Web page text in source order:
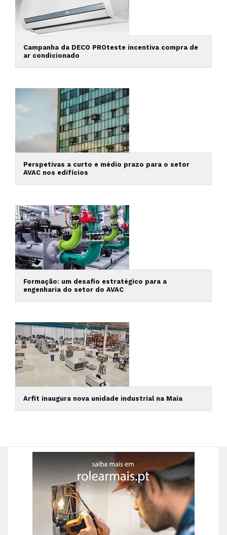
Campanha da DECO PROteste incentiva compra de
ar condicionado
Perspetivas a curto e médio prazo para o setor
AVAC nos edifícios
Formação: um desafio estratégico para a
engenharia do setor do AVAC
Arfit inaugura nova unidade industrial na Maia